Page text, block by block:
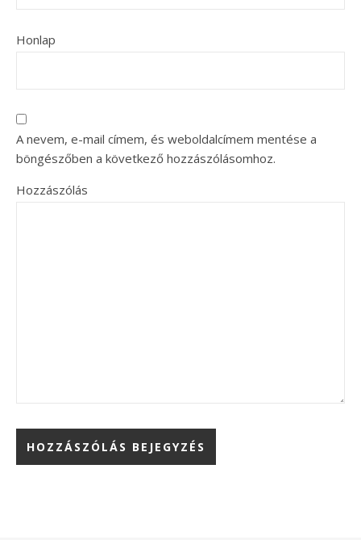
Honlap
A nevem, e-mail címem, és weboldalcímem mentése a
böngészőben a következő hozzászólásomhoz.
Hozzászólás